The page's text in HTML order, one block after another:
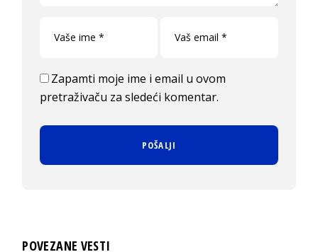
Zapamti moje ime i email u ovom
pretraživaču za sledeći komentar.
POVEZANE VESTI